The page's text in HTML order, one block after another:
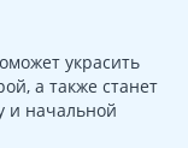
украсить
а также станет
и начальной